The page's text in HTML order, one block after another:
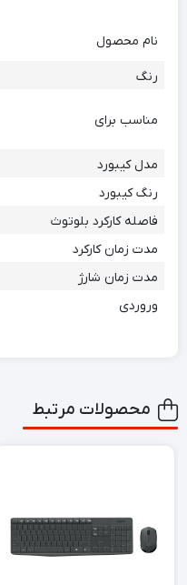
نام محصول
رنگ
مناسب برای
مدل کیبورد
رنگ کیبورد
فاصله کارکرد بلوتوث
مدت زمان کارکرد
مدت زمان شارژ
وروردی
محصولات مرتبط